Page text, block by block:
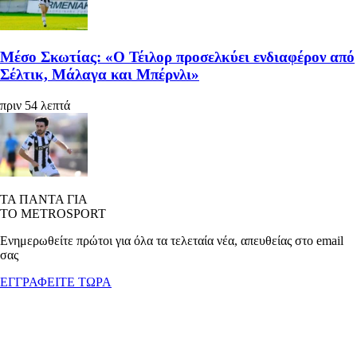
Μέσο Σκωτίας: «Ο Τέιλορ προσελκύει ενδιαφέρον από
Σέλτικ, Μάλαγα και Μπέρνλι»
πριν 54 λεπτά
ΤΑ ΠΑΝΤΑ ΓΙΑ
ΤΟ METROSPORT
Ενημερωθείτε πρώτοι για όλα τα τελεταία νέα, απευθείας στο email
σας
ΕΓΓΡΑΦΕΙΤΕ ΤΩΡΑ